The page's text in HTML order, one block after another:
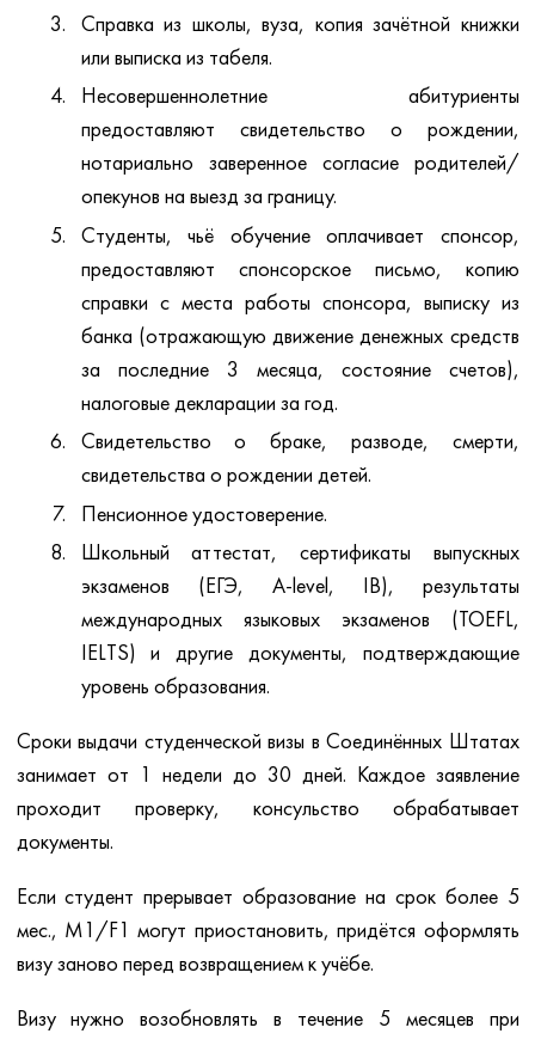
Справка из школы, вуза, копия зачётной книжки
или выписка из табеля.
Несовершеннолетние абитуриенты
предоставляют свидетельство о рождении,
нотариально заверенное согласие родителей/
опекунов на выезд за границу.
Студенты, чьё обучение оплачивает спонсор,
предоставляют спонсорское письмо, копию
справки с места работы спонсора, выписку из
банка (отражающую движение денежных средств
за последние 3 месяца, состояние счетов),
налоговые декларации за год.
Свидетельство о браке, разводе, смерти,
свидетельства о рождении детей.
Пенсионное удостоверение.
Школьный аттестат, сертификаты выпускных
экзаменов (ЕГЭ, A-level, IB), результаты
международных языковых экзаменов (TOEFL,
IELTS) и другие документы, подтверждающие
уровень образования.
Сроки выдачи студенческой визы в Соединённых Штатах
занимает от 1 недели до 30 дней. Каждое заявление
проходит проверку, консульство обрабатывает
документы.
Если студент прерывает образование на срок более 5
мес., M1/F1 могут приостановить, придётся оформлять
визу заново перед возвращением к учёбе.
Визу нужно возобновлять в течение 5 месяцев при